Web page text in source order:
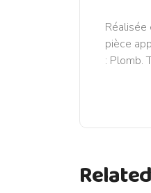
pièce
: Plomb.